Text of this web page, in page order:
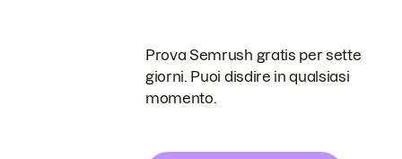
Prova Semrush gratis per sette
giorni. Puoi disdire in qualsiasi
momento.